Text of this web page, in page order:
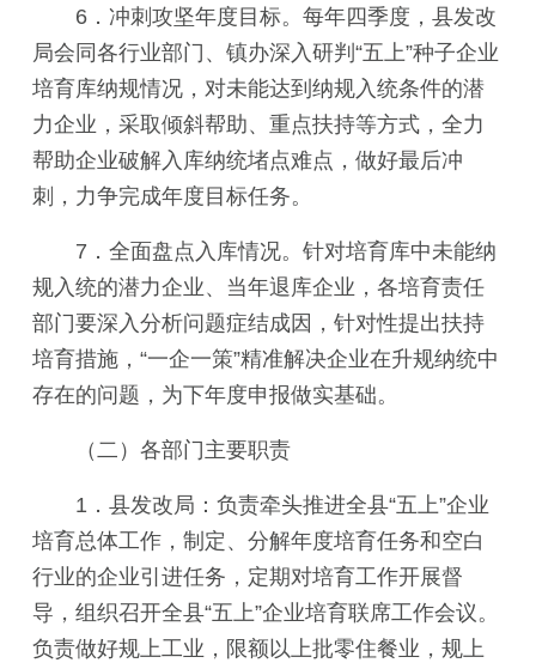
6．冲刺攻坚年度目标。每年四季度，县发改
局会同各行业部门、镇办深入研判“五上”种子企业
培育库纳规情况，对未能达到纳规入统条件的潜
力企业，采取倾斜帮助、重点扶持等方式，全力
帮助企业破解入库纳统堵点难点，做好最后冲
刺，力争完成年度目标任务。
7．全面盘点入库情况。针对培育库中未能纳
规入统的潜力企业、当年退库企业，各培育责任
部门要深入分析问题症结成因，针对性提出扶持
培育措施，“一企一策”精准解决企业在升规纳统中
存在的问题，为下年度申报做实基础。
（二）各部门主要职责
1．县发改局：负责牵头推进全县“五上”企业
培育总体工作，制定、分解年度培育任务和空白
行业的企业引进任务，定期对培育工作开展督
导，组织召开全县“五上”企业培育联席工作会议。
负责做好规上工业，限额以上批零住餐业，规上